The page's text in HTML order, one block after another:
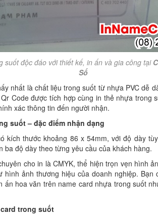
suốt độc đáo với thiết kế, in ấn và gia công tại
Số
nhất là chất liệu trong suốt từ nhựa PVC dễ
Code được tích hợp cùng in thẻ nhựa trong
xác thông tin đến người nhận.
suốt – đặc điểm nhận dạng
kích thước khoảng 86 x 54mm, với độ dày
ba độ dày theo từng yêu cầu của khách hàng.
cho in là CMYK, thể hiện trọn vẹn hình
hình ảnh thương hiệu của doanh nghiệp. Bạn
ấn hoa văn trên name card nhựa trong suốt
trong suốt